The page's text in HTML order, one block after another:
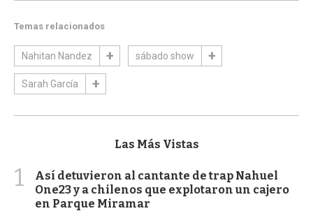
Temas relacionados
Nahitan Nandez sábado show
Sarah García
Las Más Vistas
1
Así detuvieron al cantante de trap Nahuel
One23 y a chilenos que explotaron un cajero
en Parque Miramar